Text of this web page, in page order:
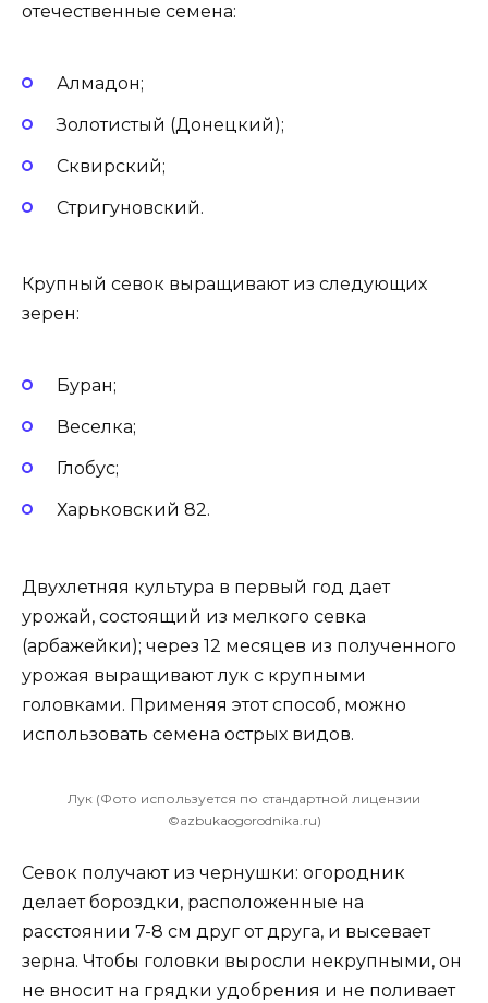
отечественные семена:
Алмадон;
Золотистый (Донецкий);
Сквирский;
Стригуновский.
Крупный севок выращивают из следующих
зерен:
Буран;
Веселка;
Глобус;
Харьковский 82.
Двухлетняя культура в первый год дает
урожай, состоящий из мелкого севка
(арбажейки); через 12 месяцев из полученного
урожая выращивают лук с крупными
головками. Применяя этот способ, можно
использовать семена острых видов.
Лук (Фото используется по стандартной лицензии
©azbukaogorodnika.ru)
Севок получают из чернушки: огородник
делает бороздки, расположенные на
расстоянии 7-8 см друг от друга, и высевает
зерна. Чтобы головки выросли некрупными, он
не вносит на грядки удобрения и не поливает